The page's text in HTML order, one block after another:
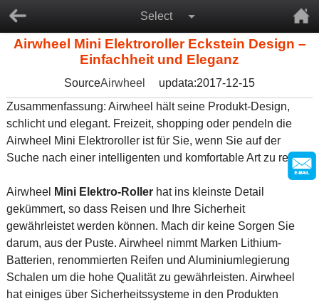
Select
Airwheel Mini Elektroroller Eckstein Design –
Einfachheit und Eleganz
SourceAirwheel
updata:2017-12-15
Zusammenfassung: Airwheel hält seine Produkt-Design,
schlicht und elegant. Freizeit, shopping oder pendeln die
Airwheel Mini Elektroroller ist für Sie, wenn Sie auf der
Suche nach einer intelligenten und komfortable Art zu reisen.
Airwheel Mini Elektro-Rollerhat ins kleinste Detail
gekümmert, so dass Reisen und Ihre Sicherheit
gewährleistet werden können. Mach dir keine Sorgen Sie
darum, aus der Puste. Airwheel nimmt Marken Lithium-
Batterien, renommierten Reifen und Aluminiumlegierung
Schalen um die hohe Qualität zu gewährleisten. Airwheel
hat einiges über Sicherheitssysteme in den Produkten